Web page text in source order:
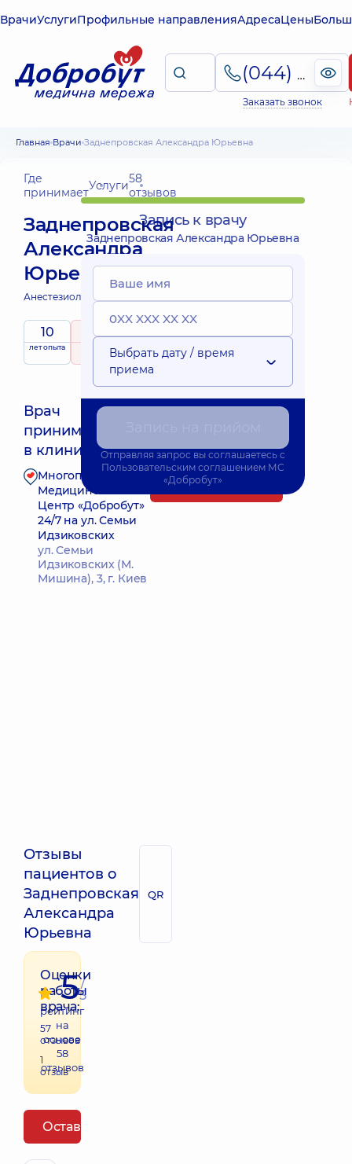
ВрачиУслугиПрофильные направленияАдресаЦены
(044) 495-2-888
Заказать звонок
Главная Врачи Заднепровская Александра Юрьевна
Где
принимаетУслуги58
отзывов
Заднепровская
Александра
Юрьевна
Анестезиолог;Анестезиолог детский;
10
лет опыта
5 / 5
рейтингна основе
58 отзывов
принимает
детей
Врач
принимает
в клинике
Многопрофильный
Медицинский
Центр «Добробут»
24/7 на ул. Семьи
Идзиковских
ул. Семьи
Идзиковских (М.
Мишина), 3, г. Киев
Запись к врачу
Отзывы
пациентов о
Заднепровская
Александра
Юрьевна
QR
Оценки
работы
врача:
57
отзывов
1
отзыв
5/
5
рейтинг
на
основе
58
отзывов
Оставить отзыв
Запись к врачу
Заднепровская Александра Юрьевна
Выбрать дату / время
приема
Отправляя запрос вы соглашаетесь с
Пользовательским соглашением МС
«Добробут»